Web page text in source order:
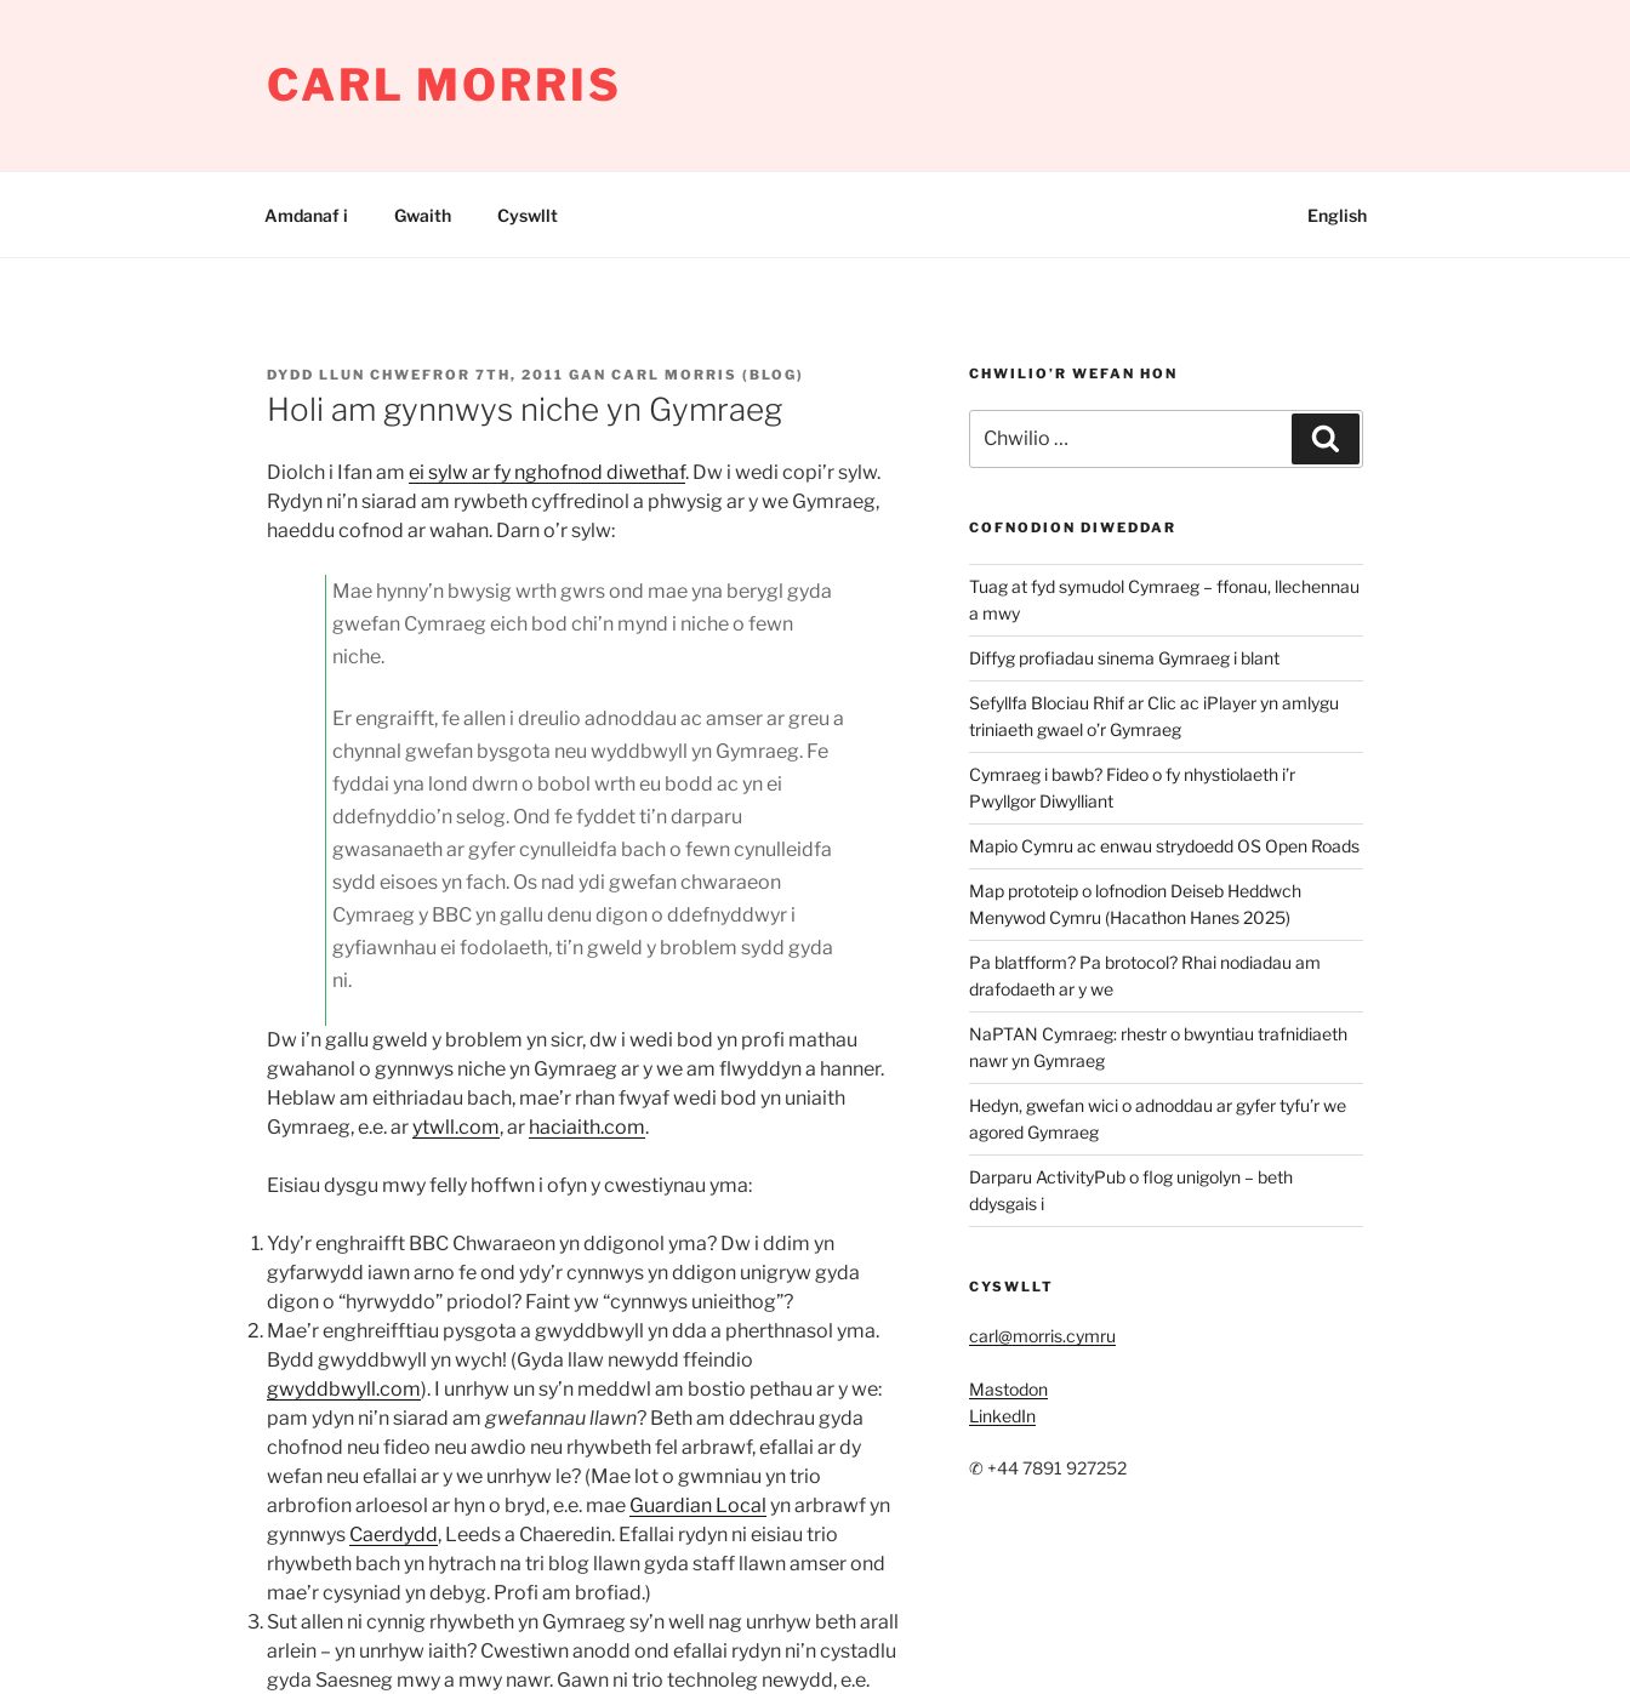
CARL MORRIS
Amdanaf i Gwaith Cyswllt English
COFNODWYD
AR
DYDD LLUN CHWEFROR 7TH, 2011 GAN CARL MORRIS (BLOG)
Holi am gynnwys niche yn Gymraeg
Diolch i Ifan am ei sylw ar fy nghofnod diwethaf. Dw i wedi copi’r sylw.
Rydyn ni’n siarad am rywbeth cyffredinol a phwysig ar y we Gymraeg,
haeddu cofnod ar wahan. Darn o’r sylw:
Mae hynny’n bwysig wrth gwrs ond mae yna berygl gyda
gwefan Cymraeg eich bod chi’n mynd i niche o fewn
niche.
Er engraifft, fe allen i dreulio adnoddau ac amser ar greu a
chynnal gwefan bysgota neu wyddbwyll yn Gymraeg. Fe
fyddai yna lond dwrn o bobol wrth eu bodd ac yn ei
ddefnyddio’n selog. Ond fe fyddet ti’n darparu
gwasanaeth ar gyfer cynulleidfa bach o fewn cynulleidfa
sydd eisoes yn fach. Os nad ydi gwefan chwaraeon
Cymraeg y BBC yn gallu denu digon o ddefnyddwyr i
gyfiawnhau ei fodolaeth, ti’n gweld y broblem sydd gyda
ni.
Dw i’n gallu gweld y broblem yn sicr, dw i wedi bod yn profi mathau
gwahanol o gynnwys niche yn Gymraeg ar y we am flwyddyn a hanner.
Heblaw am eithriadau bach, mae’r rhan fwyaf wedi bod yn uniaith
Gymraeg, e.e. arytwll.com, ar haciaith.com.
Eisiau dysgu mwy felly hoffwn i ofyn y cwestiynau yma:
Ydy’r enghraifft BBC Chwaraeon yn ddigonol yma? Dw i ddim yn
gyfarwydd iawn arno fe ond ydy’r cynnwys yn ddigon unigryw gyda
digon o “hyrwyddo” priodol? Faint yw “cynnwys unieithog”?
Mae’r enghreifftiau pysgota a gwyddbwyll yn dda a pherthnasol yma.
Bydd gwyddbwyll yn wych! (Gyda llaw newydd ffeindio
gwyddbwyll.com). I unrhyw un sy’n meddwl am bostio pethau ar y we:
pam ydyn ni’n siarad am gwefannau llawn? Beth am ddechrau gyda
chofnod neu fideo neu awdio neu rhywbeth fel arbrawf, efallai ar dy
wefan neu efallai ar y we unrhyw le? (Mae lot o gwmniau yn trio
arbrofion arloesol ar hyn o bryd, e.e. mae Guardian Local yn arbrawf yn
gynnwys Caerdydd, Leeds a Chaeredin. Efallai rydyn ni eisiau trio
rhywbeth bach yn hytrach na tri blog llawn gyda staff llawn amser ond
mae’r cysyniad yn debyg. Profi am brofiad.)
Sut allen ni cynnig rhywbeth yn Gymraeg sy’n well nag unrhyw beth arall
arlein – yn unrhyw iaith? Cwestiwn anodd ond efallai rydyn ni’n cystadlu
gyda Saesneg mwy a mwy nawr. Gawn ni trio technoleg newydd, e.e.
CHWILIO’R WEFAN HON
am:
COFNODION DIWEDDAR
Tuag at fyd symudol Cymraeg – ffonau, llechennau
a mwy
Diffyg profiadau sinema Gymraeg i blant
Sefyllfa Blociau Rhif ar Clic ac iPlayer yn amlygu
triniaeth gwael o’r Gymraeg
Cymraeg i bawb? Fideo o fy nhystiolaeth i’r
Pwyllgor Diwylliant
Mapio Cymru ac enwau strydoedd OS Open Roads
Map prototeip o lofnodion Deiseb Heddwch
Menywod Cymru (Hacathon Hanes 2025)
Pa blatfform? Pa brotocol? Rhai nodiadau am
drafodaeth ar y we
NaPTAN Cymraeg: rhestr o bwyntiau trafnidiaeth
nawr yn Gymraeg
Hedyn, gwefan wici o adnoddau ar gyfer tyfu’r we
agored Gymraeg
Darparu ActivityPub o flog unigolyn – beth
ddysgais i
CYSWLLT
carl@morris.cymru
Mastodon
LinkedIn
✆ +44 7891 927252